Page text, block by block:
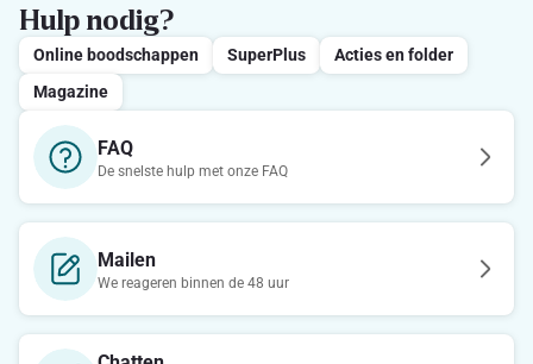
Hulp nodig?
Online boodschappen SuperPlus
Acties en folder
Magazine
FAQ
De snelste hulp met onze FAQ
Mailen
We reageren binnen de 48 uur